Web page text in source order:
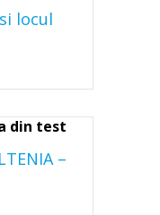
locul
–